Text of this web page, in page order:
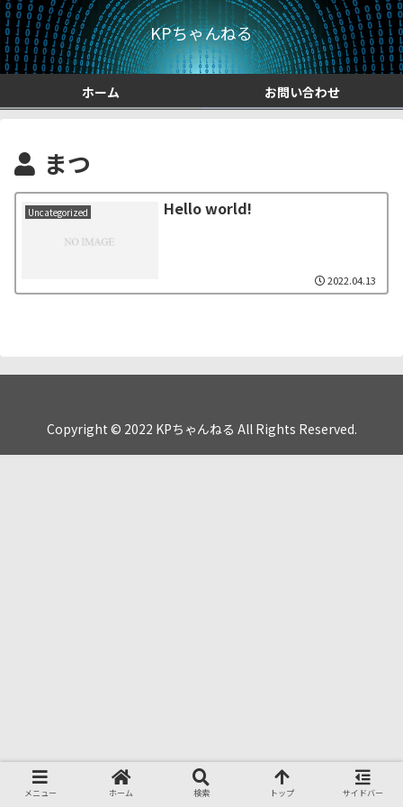
KPちゃんねる
ホーム お問い合わせ
まつ
Uncategorized Hello world!
2022.04.13
Copyright © 2022 KPちゃんねる All Rights Reserved.
メニュー ホーム 検索 トップ サイドバー